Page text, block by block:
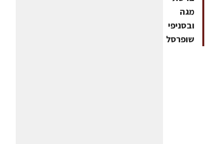
מגה
ובסניפי
שופרסל